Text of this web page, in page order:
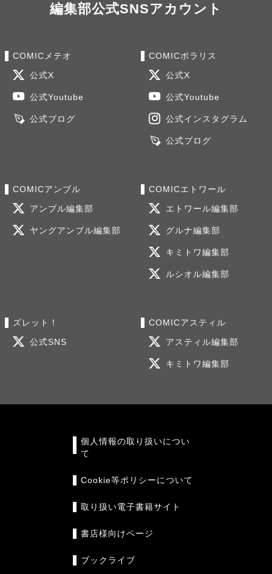
編集部公式SNSアカウント
COMICメテオ
公式X
公式Youtube
公式ブログ
COMICポラリス
公式X
公式Youtube
公式インスタグラム
公式ブログ
COMICアンブル
アンブル編集部
ヤングアンブル編集部
COMICエトワール
エトワール編集部
グルナ編集部
キミトワ編集部
ルシオル編集部
ズレット！
公式SNS
COMICアスティル
アスティル編集部
キミトワ編集部
個人情報の取り扱いについ
て
Cookie等ポリシーについて
取り扱い電子書籍サイト
書店様向けページ
ブックライブ